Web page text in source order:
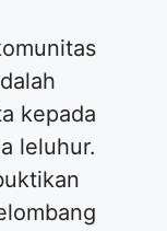
kepada
leluhur.